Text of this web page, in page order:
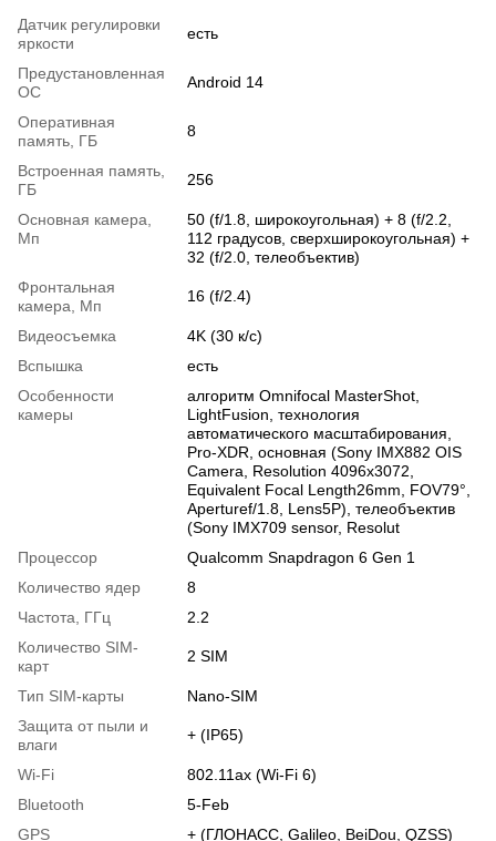
Датчик регулировки
яркости
есть
Предустановленная
ОС
Android 14
Оперативная
память, ГБ
8
Встроенная память,
ГБ
256
Основная камера,
Мп
50 (f/1.8, широкоугольная) + 8 (f/2.2,
112 градусов, сверхширокоугольная) +
32 (f/2.0, телеобъектив)
Фронтальная
камера, Мп
16 (f/2.4)
Видеосъемка
4K (30 к/с)
Вспышка
есть
Особенности
камеры
алгоритм Omnifocal MasterShot,
LightFusion, технология
автоматического масштабирования,
Pro-XDR, основная (Sony IMX882 OIS
Camera, Resolution 4096x3072,
Equivalent Focal Length26mm, FOV79°,
Aperturef/1.8, Lens5P), телеобъектив
(Sony IMX709 sensor, Resolut
Процессор
Qualcomm Snapdragon 6 Gen 1
Количество ядер
8
Частота, ГГц
2.2
Количество SIM-
карт
2 SIM
Тип SIM-карты
Nano-SIM
Защита от пыли и
влаги
+ (IP65)
Wi-Fi
802.11ax (Wi-Fi 6)
Bluetooth
5-Feb
GPS
+ (ГЛОНАСС, Galileo, BeiDou, QZSS)